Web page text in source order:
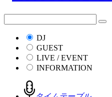
DJ
GUEST
LIVE / EVENT
INFORMATION